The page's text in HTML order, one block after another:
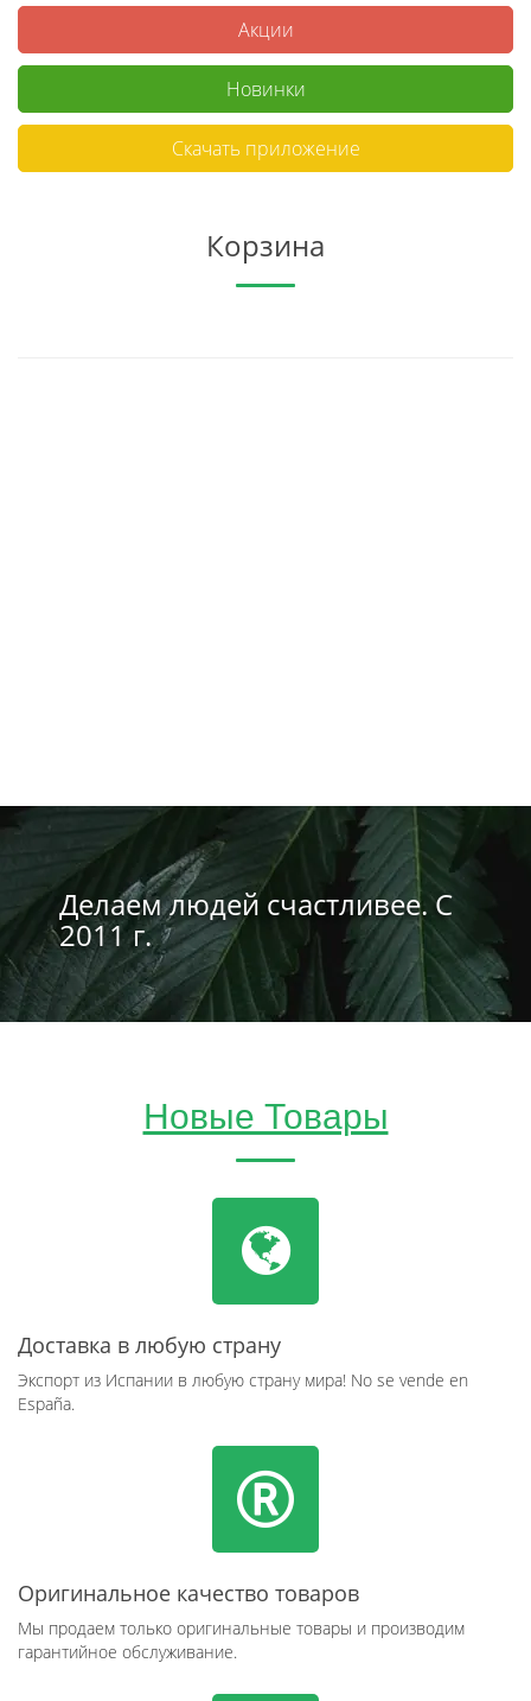
Акции
Новинки
Скачать приложение
Корзина
Делаем людей счастливее. С
2011 г.
Новые Товары
Доставка в любую страну
Экспорт из Испании в любую страну мира! No se vende en
España.
Оригинальное качество товаров
Мы продаем только оригинальные товары и производим
гарантийное обслуживание.